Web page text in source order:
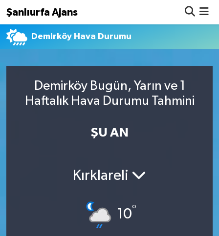
Şanlıurfa Ajans
Demirköy Hava Durumu
Demirköy Bugün, Yarın ve 1
Haftalık Hava Durumu Tahmini
ŞU AN
Kırklareli
10°
Nöbetçi Eczaneler
Namaz Vakitleri
Süper Lig Puan Durumu ve Fikstür